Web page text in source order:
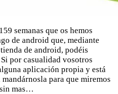
semanas que os hemos
de android que, mediante
de android, podéis
por casualidad vosotros
aplicación propia y está
para que miremos
mas…